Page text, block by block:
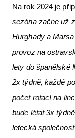
Na rok 2024 je
sezóna začne už
Hurghady a
provoz na
lety do španělské
2x týdně, každé
počet rotací na
bude létat 3x
letecká